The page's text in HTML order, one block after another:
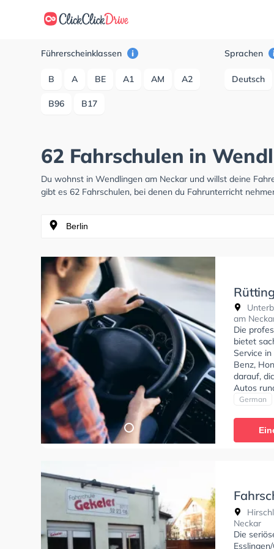
Führerscheinklassen
B A BE A1 AM A2
B96 B17
Sprachen
Deutsch
62 Fahrschulen in
Du wohnst in Wendlingen am Neckar und willst deine
gibt es 62 Fahrschulen, bei denen du Fahrunterricht
am
Die
bietet
Service
Benz,
darauf,
Autos
stehen.
Klasse
In der
German
Neckar
Die